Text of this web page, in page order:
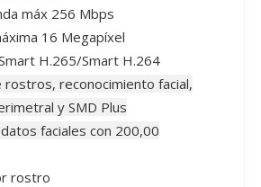
máx 256 Mbps
16 Megapíxel
H.265/Smart H.264
rostros, reconocimiento facial,
y SMD Plus
faciales con 200,00
rostro